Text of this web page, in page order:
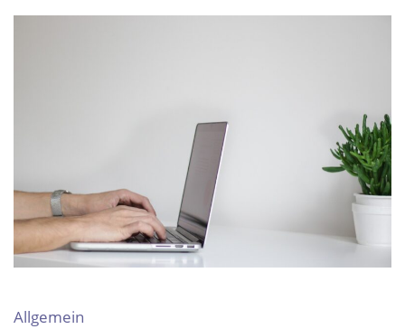
Allgemein